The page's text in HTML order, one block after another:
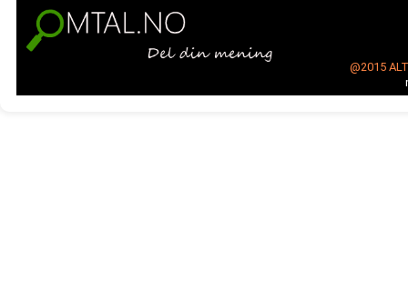
@2015